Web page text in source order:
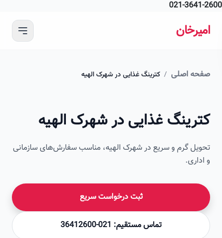
021-
اصلی / کترینگ غذایی در شهرک الهیه
غذایی در شهرک الهیه
گرم و سریع در شهرک الهیه، مناسب سفارش‌های سازمانی
ثبت درخواست سریع
تماس مستقیم: 021-36412600
تصویر این صفحه به زودی اضافه می‌شود